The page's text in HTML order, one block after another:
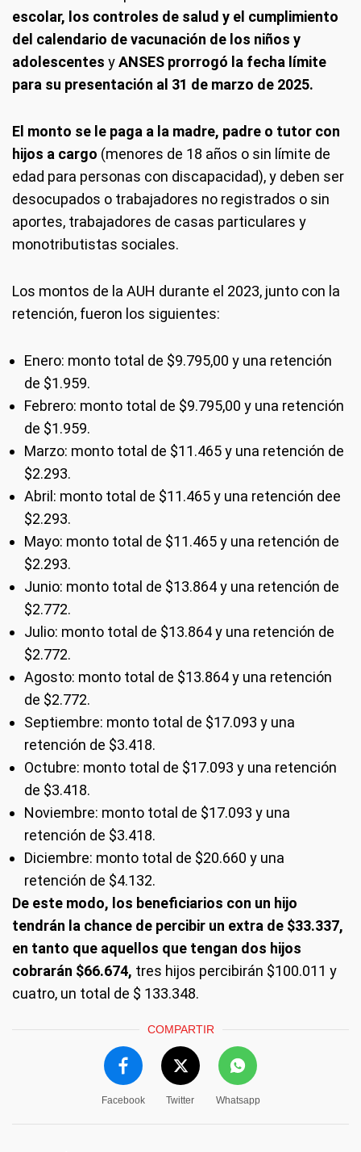
escolar, los controles de salud y el cumplimiento
del calendario de vacunación de los niños y
adolescentes yANSES prorrogó la fecha límite
para su presentación al 31 de marzo de 2025.
El monto se le paga a la madre, padre o tutor con
hijos a cargo (menores de 18 años o sin límite de
edad para personas con discapacidad), y deben ser
desocupados o trabajadores no registrados o sin
aportes, trabajadores de casas particulares y
monotributistas sociales.
Los montos de la AUH durante el 2023, junto con la
retención, fueron los siguientes:
Enero: monto total de $9.795,00 y una retención
de $1.959.
Febrero: monto total de $9.795,00 y una retención
de $1.959.
Marzo: monto total de $11.465 y una retención de
$2.293.
Abril: monto total de $11.465 y una retención dee
$2.293.
Mayo: monto total de $11.465 y una retención de
$2.293.
Junio: monto total de $13.864 y una retención de
$2.772.
Julio: monto total de $13.864 y una retención de
$2.772.
Agosto: monto total de $13.864 y una retención
de $2.772.
Septiembre: monto total de $17.093 y una
retención de $3.418.
Octubre: monto total de $17.093 y una retención
de $3.418.
Noviembre: monto total de $17.093 y una
retención de $3.418.
Diciembre: monto total de $20.660 y una
retención de $4.132.
De este modo, los beneficiarios con un hijo
tendrán la chance de percibir un extra de $33.337,
en tanto que aquellos que tengan dos hijos
cobrarán $66.674, tres hijos percibirán $100.011 y
cuatro, un total de $ 133.348.
COMPARTIR
Facebook Twitter Whatsapp